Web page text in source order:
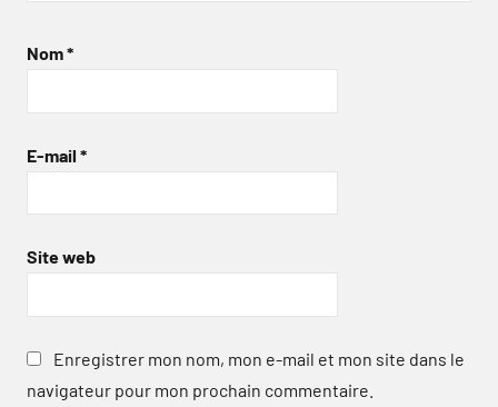
Nom*
E-mail *
Site web
Enregistrer mon nom, mon e-mail et mon site dans le
navigateur pour mon prochain commentaire.